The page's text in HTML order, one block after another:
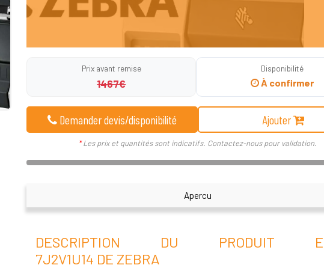
Prix avant remise
1467€
Disponibilité
À confirmer
Demander devis/disponibilité Ajouter
*Les prix et quantités sont indicatifs. Contactez-nous pour validation.
Apercu
DESCRIPTION DU PRODUIT
7J2V1U14 DE ZEBRA